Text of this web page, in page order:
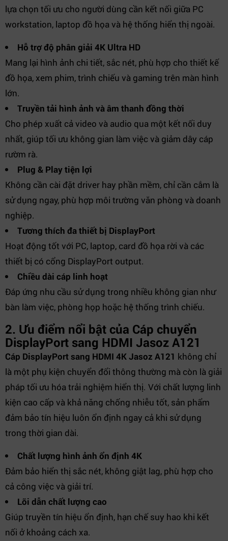
lựa chọn tối ưu cho người dùng cần kết nối giữa PC
workstation, laptop đồ họa và hệ thống hiển thị ngoài.
Hỗ trợ độ phân giải 4K Ultra HD
Mang lại hình ảnh chi tiết, sắc nét, phù hợp cho thiết kế
đồ họa, xem phim, trình chiếu và gaming trên màn hình
lớn.
Truyền tải hình ảnh và âm thanh đồng thời
Cho phép xuất cả video và audio qua một kết nối duy
nhất, giúp tối ưu không gian làm việc và giảm dây cáp
rườm rà.
Plug & Play tiện lợi
Không cần cài đặt driver hay phần mềm, chỉ cần cắm là
sử dụng ngay, phù hợp môi trường văn phòng và doanh
nghiệp.
Tương thích đa thiết bị DisplayPort
Hoạt động tốt với PC, laptop, card đồ họa rời và các
thiết bị có cổng DisplayPort output.
Chiều dài cáp linh hoạt
Đáp ứng nhu cầu sử dụng trong nhiều không gian như
bàn làm việc, phòng họp hoặc hệ thống trình chiếu.
2. Ưu điểm nổi bật của Cáp chuyển
DisplayPort sang HDMI Jasoz A121
Cáp DisplayPort sang HDMI 4K Jasoz A121 không chỉ
là một phụ kiện chuyển đổi thông thường mà còn là giải
pháp tối ưu hóa trải nghiệm hiển thị. Với chất lượng linh
kiện cao cấp và khả năng chống nhiễu tốt, sản phẩm
đảm bảo tín hiệu luôn ổn định ngay cả khi sử dụng
trong thời gian dài.
Chất lượng hình ảnh ổn định 4K
Đảm bảo hiển thị sắc nét, không giật lag, phù hợp cho
cả công việc và giải trí.
Lõi dẫn chất lượng cao
Giúp truyền tín hiệu ổn định, hạn chế suy hao khi kết
nối ở khoảng cách xa.